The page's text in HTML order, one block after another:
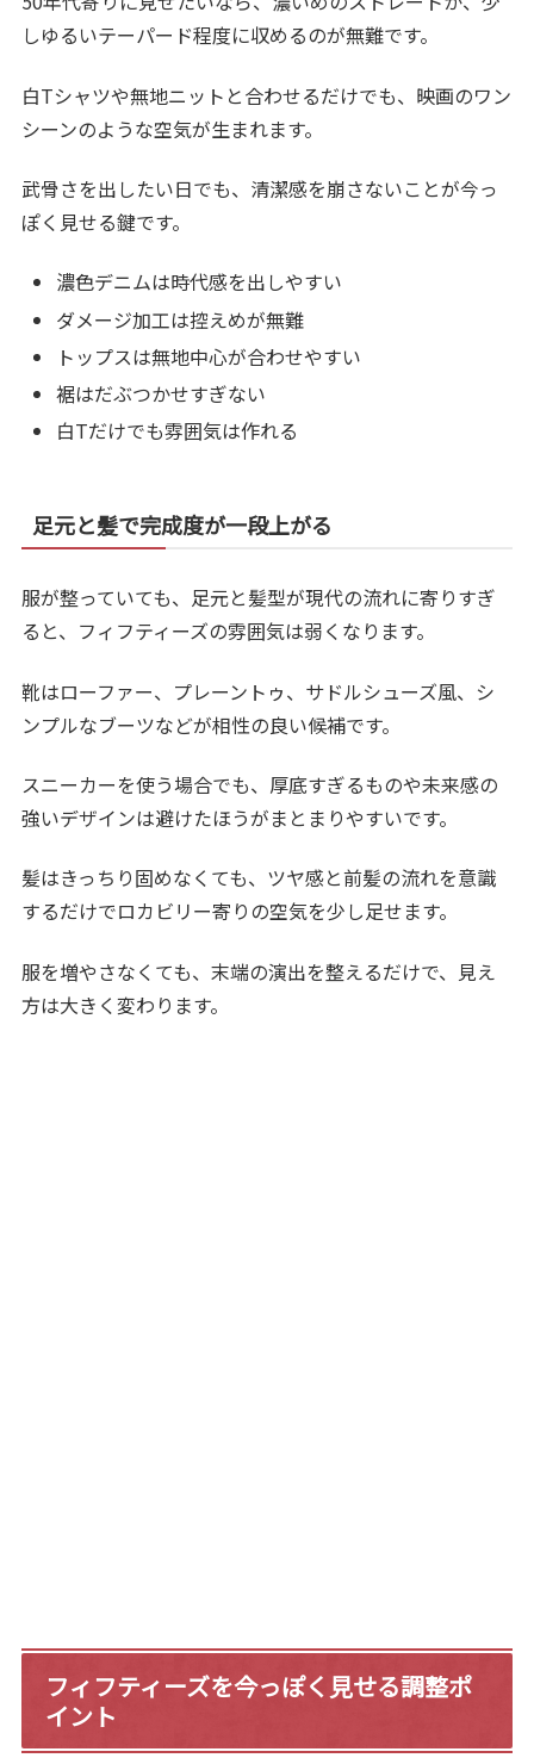
しゆるいテーパード程度に収めるのが無難です。
白Tシャツや無地ニットと合わせるだけでも、映画のワン
シーンのような空気が生まれます。
武骨さを出したい日でも、清潔感を崩さないことが今っ
ぽく見せる鍵です。
濃色デニムは時代感を出しやすい
ダメージ加工は控えめが無難
トップスは無地中心が合わせやすい
裾はだぶつかせすぎない
白Tだけでも雰囲気は作れる
足元と髪で完成度が一段上がる
服が整っていても、足元と髪型が現代の流れに寄りすぎ
ると、フィフティーズの雰囲気は弱くなります。
靴はローファー、プレーントゥ、サドルシューズ風、シ
ンプルなブーツなどが相性の良い候補です。
スニーカーを使う場合でも、厚底すぎるものや未来感の
強いデザインは避けたほうがまとまりやすいです。
髪はきっちり固めなくても、ツヤ感と前髪の流れを意識
するだけでロカビリー寄りの空気を少し足せます。
服を増やさなくても、末端の演出を整えるだけで、見え
方は大きく変わります。
フィフティーズを今っぽく見せる調整ポ
イント